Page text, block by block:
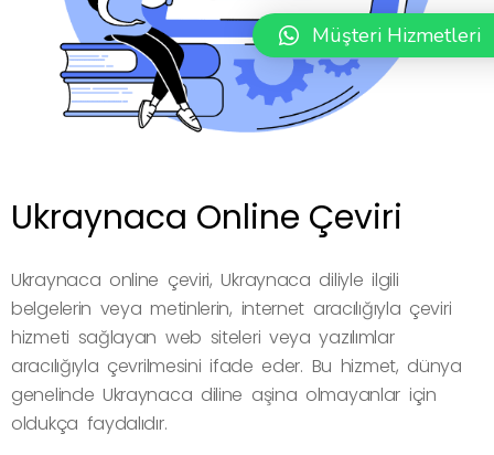
Ukraynaca Online Çeviri
Ukraynaca online çeviri, Ukraynaca diliyle ilgili
belgelerin veya metinlerin, internet aracılığıyla çeviri
hizmeti sağlayan web siteleri veya yazılımlar
aracılığıyla çevrilmesini ifade eder. Bu hizmet, dünya
genelinde Ukraynaca diline aşina olmayanlar için
oldukça faydalıdır.
Müşteri Hizmetleri